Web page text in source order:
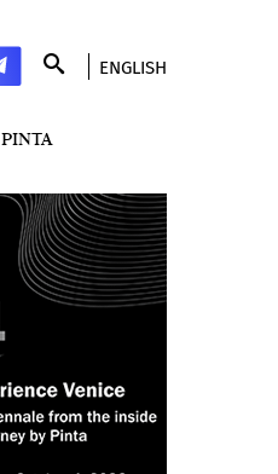
ENGLISH
PINTA